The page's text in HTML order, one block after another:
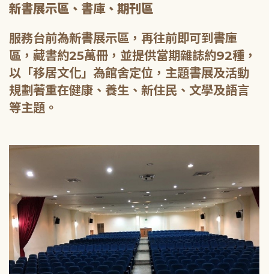
新書展示區、書庫、期刊區
服務台前為新書展示區，再往前即可到書庫
區，藏書約25萬冊，並提供當期雜誌約92種，
以「移居文化」為館舍定位，主題書展及活動
規劃著重在健康、養生、新住民、文學及語言
等主題。